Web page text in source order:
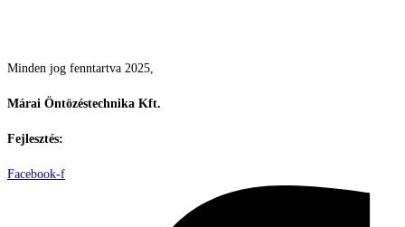
Minden jog fenntartva 2025,
Márai Öntözéstechnika Kft.
Fejlesztés:
Facebook-f